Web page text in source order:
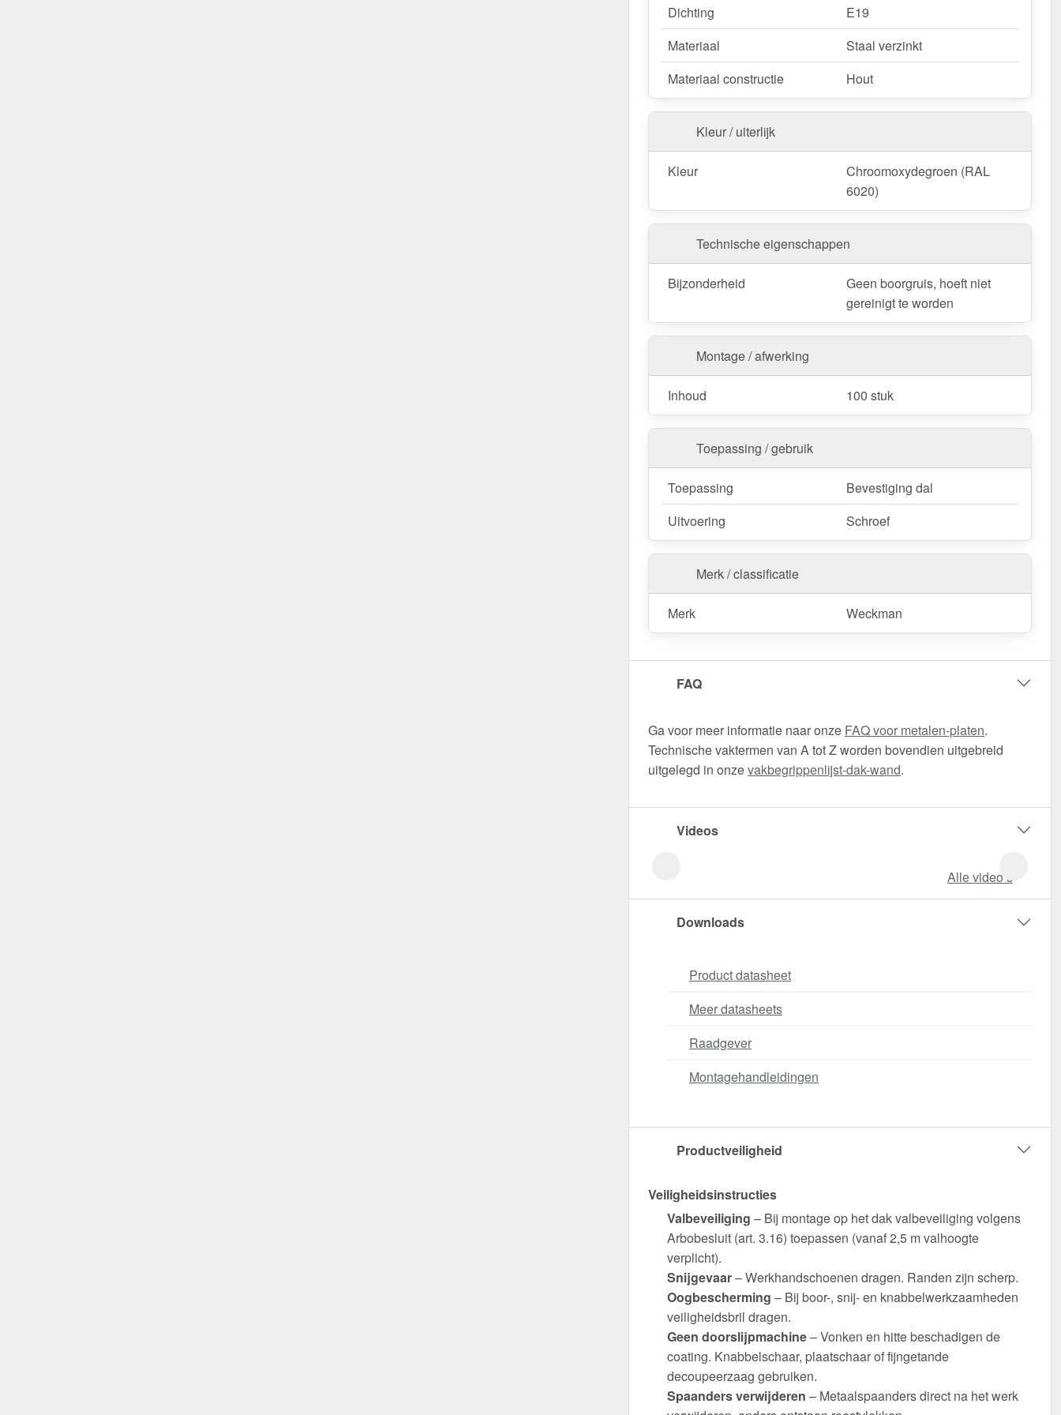
Dichting
E19
Materiaal
Staal verzinkt
Materiaal constructie
Hout
Kleur / uiterlijk
Kleur
Chroomoxydegroen (RAL
6020)
Technische eigenschappen
Bijzonderheid
Geen boorgruis, hoeft niet
gereinigt te worden
Montage / afwerking
Inhoud 100 stuk
Toepassing / gebruik
Toepassing
Bevestiging dal
Uitvoering
Schroef
Merk / classificatie
Merk Weckman
FAQ
Ga voor meer informatie naar onze FAQ voor metalen-platen.
Technische vaktermen van A tot Z worden bovendien uitgebreid
uitgelegd in onzevakbegrippenlijst-dak-wand.
Videos
Alle video‘s
Downloads
Product datasheet
Meer datasheets
Raadgever
Montagehandleidingen
Productveiligheid
Veiligheidsinstructies
Valbeveiliging – Bij montage op het dak valbeveiliging volgens
Arbobesluit (art. 3.16) toepassen (vanaf 2,5 m valhoogte
verplicht).
Snijgevaar– Werkhandschoenen dragen. Randen zijn scherp.
Oogbescherming – Bij boor-, snij- en knabbelwerkzaamheden
veiligheidsbril dragen.
Geen doorslijpmachine– Vonken en hitte beschadigen de
coating. Knabbelschaar, plaatschaar of fijngetande
decoupeerzaag gebruiken.
Spaanders verwijderen – Metaalspaanders direct na het werk